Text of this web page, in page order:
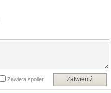
Zatwierdź
Zawiera spoiler